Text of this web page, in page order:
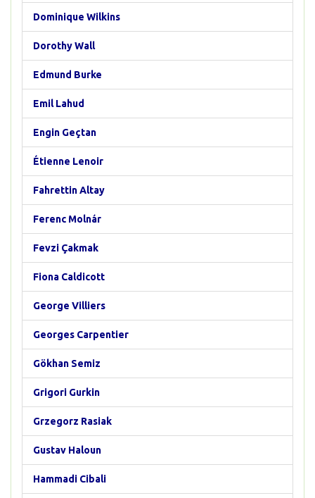
Dominique Wilkins
Dorothy Wall
Edmund Burke
Emil Lahud
Engin Geçtan
Étienne Lenoir
Fahrettin Altay
Ferenc Molnár
Fevzi Çakmak
Fiona Caldicott
George Villiers
Georges Carpentier
Gökhan Semiz
Grigori Gurkin
Grzegorz Rasiak
Gustav Haloun
Hammadi Cibali